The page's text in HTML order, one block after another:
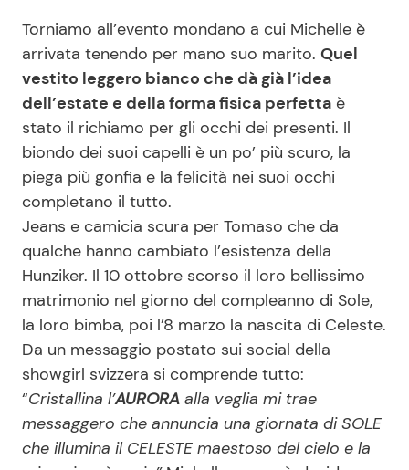
Torniamo all’evento mondano a cui Michelle è
arrivata tenendo per mano suo marito. Quel
vestito leggero bianco che dà già l’idea
dell’estate e della forma fisica perfetta è
stato il richiamo per gli occhi dei presenti. Il
biondo dei suoi capelli è un po’ più scuro, la
piega più gonfia e la felicità nei suoi occhi
completano il tutto.
Jeans e camicia scura per Tomaso che da
qualche hanno cambiato l’esistenza della
Hunziker. Il 10 ottobre scorso il loro bellissimo
matrimonio nel giorno del compleanno di Sole,
la loro bimba, poi l’8 marzo la nascita di Celeste.
Da un messaggio postato sui social della
showgirl svizzera si comprende tutto:
“Cristallina l’AURORA alla veglia mi trae
messaggero che annuncia una giornata di SOLE
che illumina il CELESTE maestoso del cielo e la